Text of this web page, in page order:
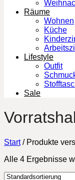
Räume
Wohnen
Küche
Lifestyle
Outfit
Sale
Start /Produkte
Alle 4 Ergebnisse